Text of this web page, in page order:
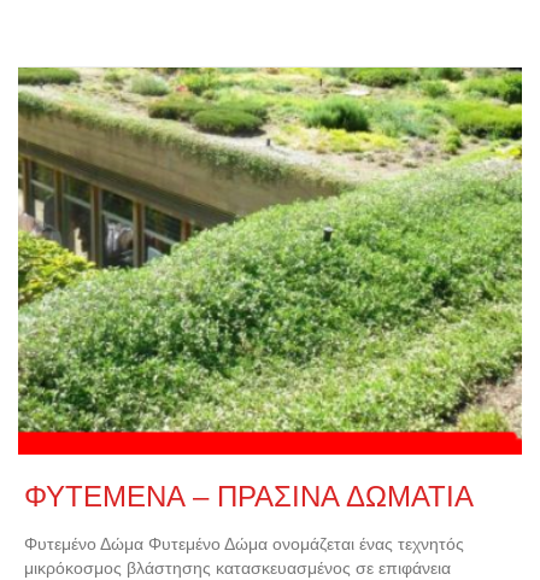
ΦΥΤΕΜΕΝΑ – ΠΡΑΣΙΝΑ ΔΩΜΑΤΙΑ
Φυτεμένο Δώμα Φυτεμένο Δώμα ονομάζεται ένας τεχνητός
μικρόκοσμος βλάστησης κατασκευασμένος σε επιφάνεια